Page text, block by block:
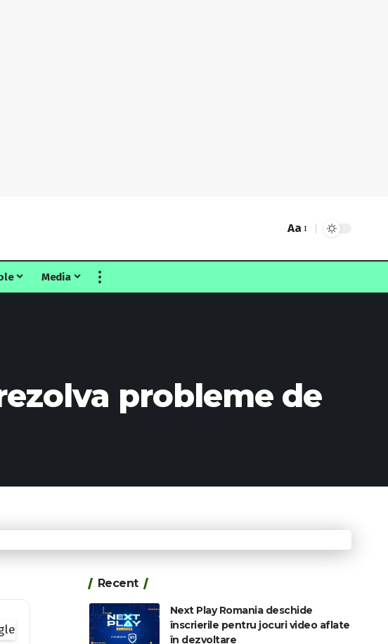
Font
Resizer
Aa
Media
probleme de
Recent
Next Play Romania deschide
înscrierile pentru jocuri video aflate
în dezvoltare